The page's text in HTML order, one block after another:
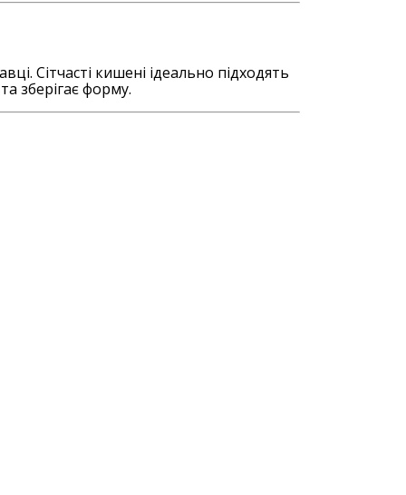
Сітчасті кишені ідеально підходять
зберігає форму.